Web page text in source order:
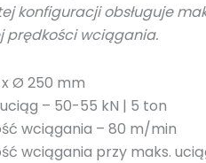
konfiguracji obsługuje
prędkości wciągania.
Ø 250 mm
– 50-55 kN | 5 ton
wciągania – 80 m/min
wciągania przy maks.